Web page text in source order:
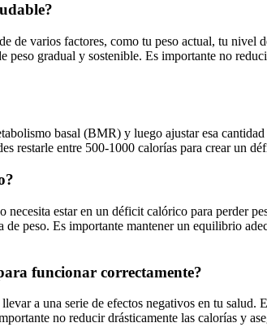
de varios factores, como tu peso actual, tu
gradual y sostenible. Es importante no
basal (BMR) y luego ajustar esa
restarle entre 500-1000 calorías para crear un
estar en un déficit calórico para perder
peso. Es importante mantener un equilibrio
funcionar correctamente?
a una serie de efectos negativos en tu
no reducir drásticamente las calorías y